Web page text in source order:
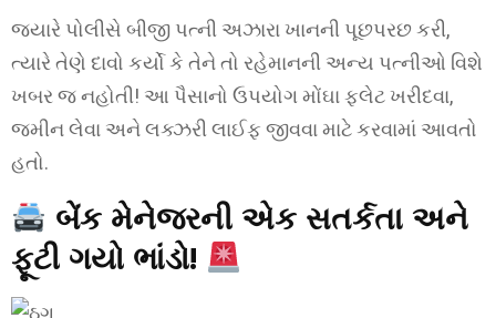
જ્યારે પોલીસે બીજી પત્ની અઝારા ખાનની પૂછપરછ કરી,
ત્યારે તેણે દાવો કર્યો કે તેને તો રહેમાનની અન્ય પત્નીઓ વિશે
ખબર જ નહોતી! આ પૈસાનો ઉપયોગ મોંઘા ફ્લેટ ખરીદવા,
જમીન લેવા અને લક્ઝરી લાઈફ જીવવા માટે કરવામાં આવતો
હતો.
બેંક મેનેજરની એક સતર્કતા અને
ફૂટી ગયો ભાંડો!